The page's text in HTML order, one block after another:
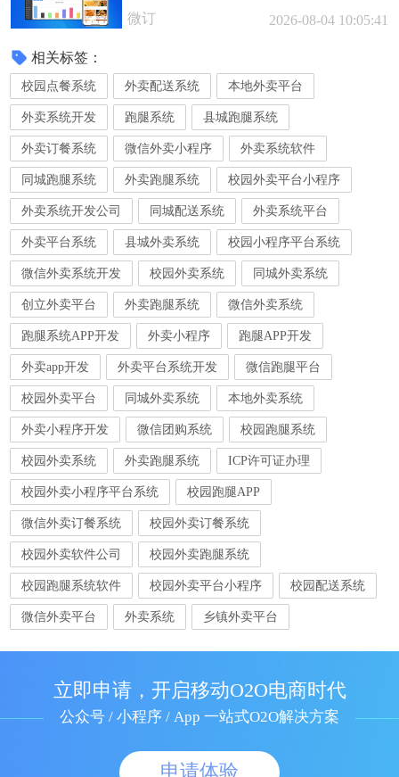
微订 2026-08-04 10:05:41
相关标签：
校园点餐系统 外卖配送系统 本地外卖平台
外卖系统开发 跑腿系统 县城跑腿系统
外卖订餐系统 微信外卖小程序 外卖系统软件
同城跑腿系统 外卖跑腿系统 校园外卖平台小程序
外卖系统开发公司 同城配送系统 外卖系统平台
外卖平台系统 县城外卖系统 校园小程序平台系统
微信外卖系统开发 校园外卖系统 同城外卖系统
创立外卖平台 外卖跑腿系统 微信外卖系统
跑腿系统APP开发 外卖小程序 跑腿APP开发
外卖app开发 外卖平台系统开发 微信跑腿平台
校园外卖平台 同城外卖系统 本地外卖系统
外卖小程序开发 微信团购系统 校园跑腿系统
校园外卖系统 外卖跑腿系统 ICP许可证办理
校园外卖小程序平台系统 校园跑腿APP
微信外卖订餐系统 校园外卖订餐系统
校园外卖软件公司 校园外卖跑腿系统
校园跑腿系统软件 校园外卖平台小程序 校园配送系统
微信外卖平台 外卖系统 乡镇外卖平台
立即申请，开启移动O2O电商时代
公众号 / 小程序 / App 一站式O2O解决方案
申请体验